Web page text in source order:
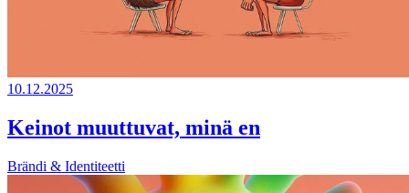
10.12.2025
Keinot muuttuvat, minä en
Brändi & Identiteetti